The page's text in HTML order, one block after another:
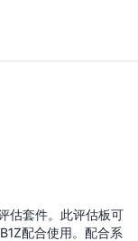
估套件。此评估板可
配合使用。配合系